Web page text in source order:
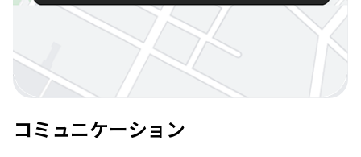
コミュニケーション